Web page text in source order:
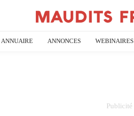
ANNUAIRE ANNONCES WEBINAIRES